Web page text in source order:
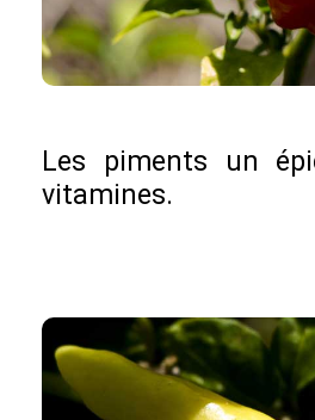
Les piments un
vitamines.